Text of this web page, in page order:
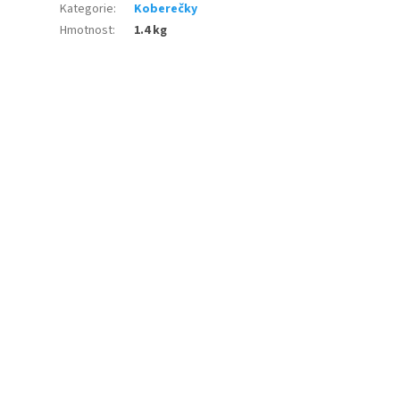
Kategorie:
Koberečky
Hmotnost: 1.4 kg